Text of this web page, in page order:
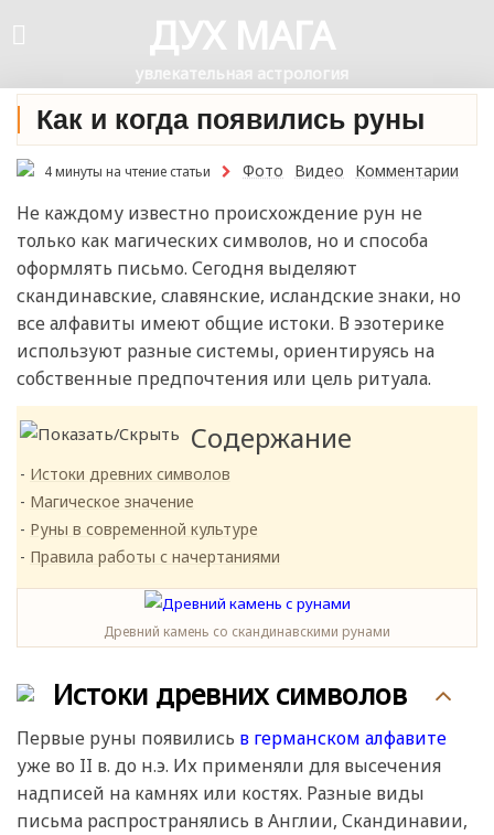
ДУХ МАГА
увлекательная астрология
Как и когда появились руны
4 минуты на чтение статьи Фото Видео Комментарии
Не каждому известно происхождение рун не
только как магических символов, но и способа
оформлять письмо. Сегодня выделяют
скандинавские, славянские, исландские знаки, но
все алфавиты имеют общие истоки. В эзотерике
используют разные системы, ориентируясь на
собственные предпочтения или цель ритуала.
Содержание
Истоки древних символов
Магическое значение
Руны в современной культуре
Правила работы с начертаниями
Древний камень со скандинавскими рунами
Истоки древних символов
Первые руны появились в германском алфавите
уже во II в. до н.э. Их применяли для высечения
надписей на камнях или костях. Разные виды
письма распространялись в Англии, Скандинавии,